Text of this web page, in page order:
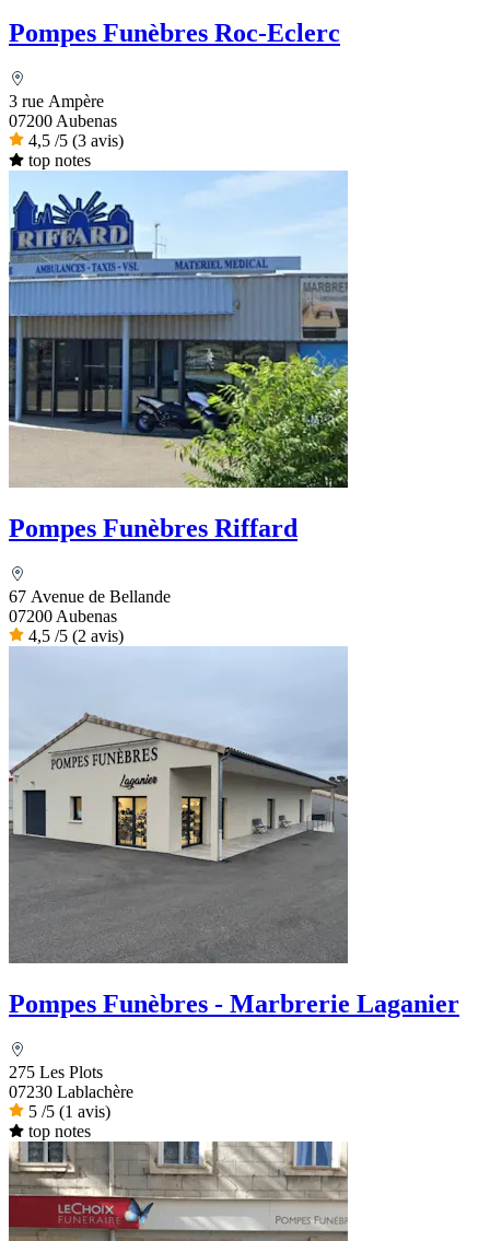
Pompes Funèbres Roc-Eclerc
3 rue Ampère
07200 Aubenas
4,5 /5 (3 avis)
top notes
Pompes Funèbres Riffard
67 Avenue de Bellande
07200 Aubenas
4,5 /5 (2 avis)
Pompes Funèbres - Marbrerie Laganier
275 Les Plots
07230 Lablachère
5 /5 (1 avis)
top notes